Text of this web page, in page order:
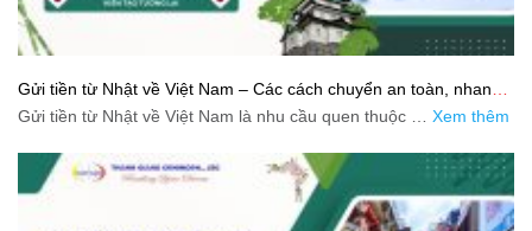
Gửi tiền từ Nhật về Việt Nam – Các cách chuyển an toàn, nhanh
và tiết kiệm
Gửi tiền từ Nhật về Việt Nam là nhu cầu quen thuộc … Xem thêm